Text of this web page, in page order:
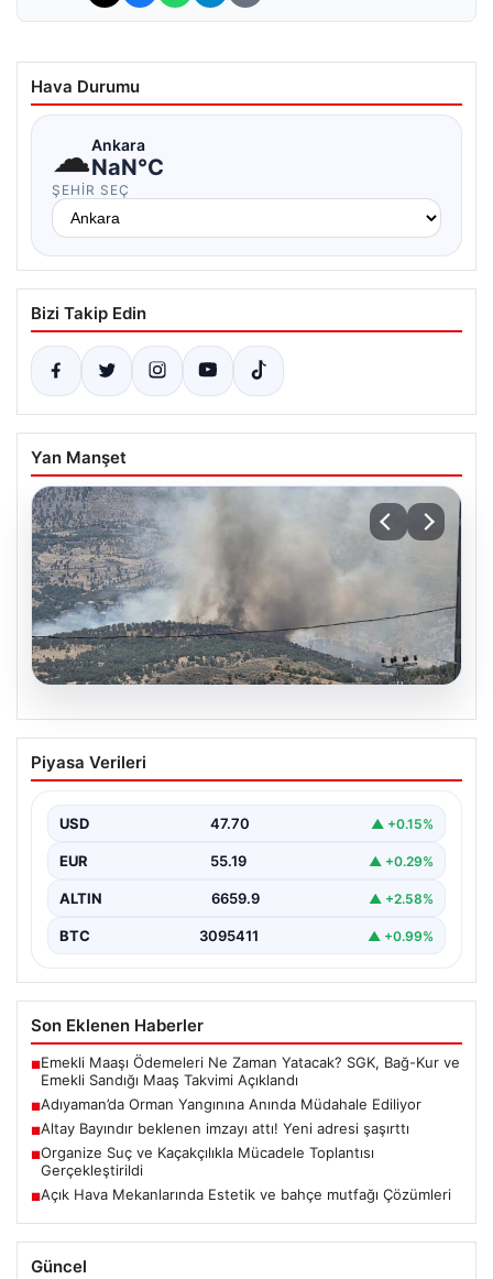
Hava Durumu
☁Ankara
NaN°C
ŞEHIR SEÇ
Bizi Takip Edin
Yan Manşet
06.08.2026
Adıyaman’da Orman Yangınına Anında
Müdahale Ediliyor
Kütüklü köyleri arasındaki geniş ormanlık alan, aniden
çıkan…
Piyasa Verileri
USD 47.70 ▲ +0.15%
EUR 55.19 ▲ +0.29%
ALTIN 6659.9 ▲ +2.58%
BTC 3095411 ▲ +0.99%
Son Eklenen Haberler
■Emekli Maaşı Ödemeleri Ne Zaman Yatacak? SGK, Bağ-Kur ve
Emekli Sandığı Maaş Takvimi Açıklandı
■Adıyaman’da Orman Yangınına Anında Müdahale Ediliyor
■Altay Bayındır beklenen imzayı attı! Yeni adresi şaşırttı
■Organize Suç ve Kaçakçılıkla Mücadele Toplantısı
Gerçekleştirildi
■Açık Hava Mekanlarında Estetik ve bahçe mutfağı Çözümleri
Güncel